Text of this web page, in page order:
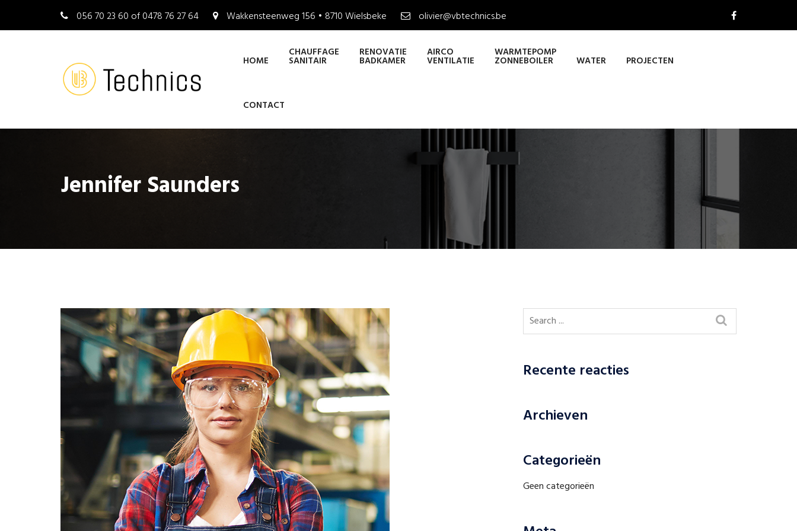
056 70 23 60 of 0478 76 27 64 Wakkensteenweg 156 • 8710 Wielsbeke olivier@vbtechnics.be
HOME
CHAUFFAGE
SANITAIR
RENOVATIE
BADKAMER
AIRCO
VENTILATIE
WARMTEPOMP
ZONNEBOILER WATER PROJECTEN
CONTACT
Jennifer Saunders
Recente reacties
Archieven
Categorieën
Geen categorieën